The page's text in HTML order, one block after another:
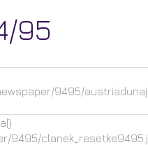
95
9495/
9495/